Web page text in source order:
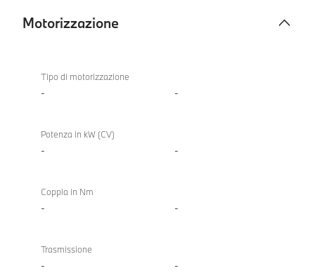
Motorizzazione
Tipo di motorizzazione
- -
Potenza in kW (CV)
- -
Coppia in Nm
- -
Trasmissione
- -